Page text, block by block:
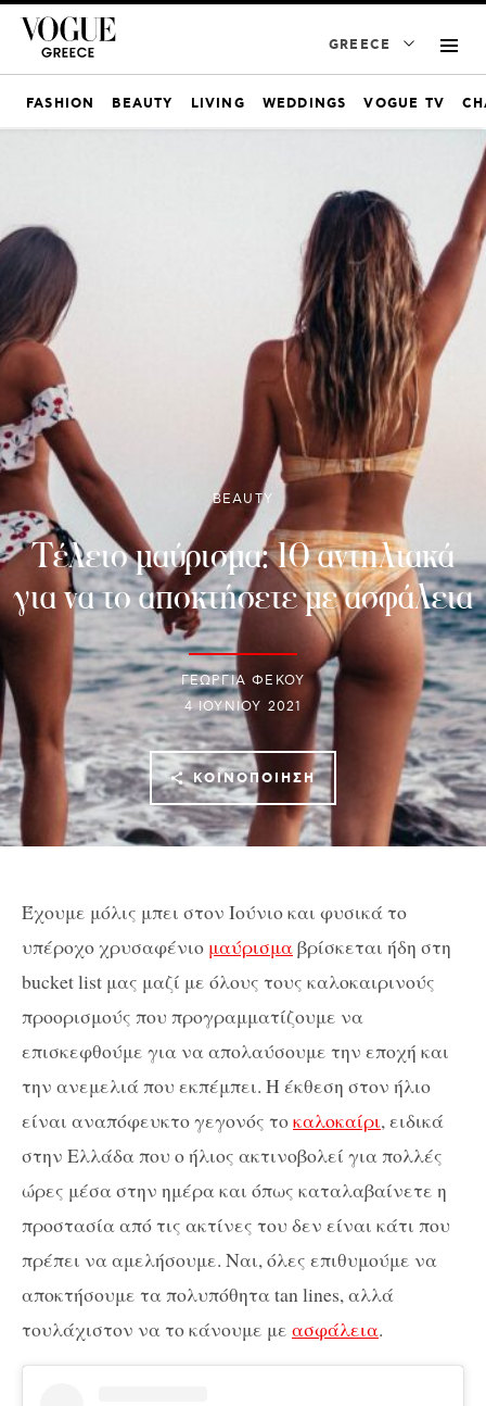
GREECE
FASHION BEAUTY LIVING WEDDINGS VOGUE TV
BEAUTY
Τέλειο μαύρισμα: 10 αντηλιακά
για να το αποκτήσετε με ασφάλεια
ΓΕΩΡΓΙΑ ΦΕΚΟΥ
4 ΙΟΥΝΊΟΥ 2021
ΚΟΙΝΟΠΟΊΗΣΗ
Έχουμε μόλις μπει στον Ιούνιο και φυσικά το
υπέροχο χρυσαφένιο μαύρισμαβρίσκεται ήδη στη
bucket list μας μαζί με όλους τους καλοκαιρινούς
προορισμούς που προγραμματίζουμε να
επισκεφθούμε για να απολαύσουμε την εποχή και
την ανεμελιά που εκπέμπει. Η έκθεση στον ήλιο
είναι αναπόφευκτο γεγονός τοκαλοκαίρι, ειδικά
στην Ελλάδα που ο ήλιος ακτινοβολεί για πολλές
ώρες μέσα στην ημέρα και όπως καταλαβαίνετε η
προστασία από τις ακτίνες του δεν είναι κάτι που
πρέπει να αμελήσουμε. Ναι, όλες επιθυμούμε να
αποκτήσουμε τα πολυπόθητα tan lines, αλλά
τουλάχιστον να το κάνουμε με ασφάλεια.